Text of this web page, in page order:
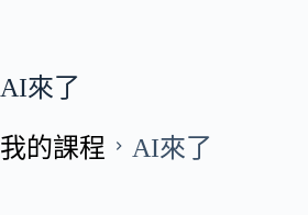
AI來了
我的課程 AI來了